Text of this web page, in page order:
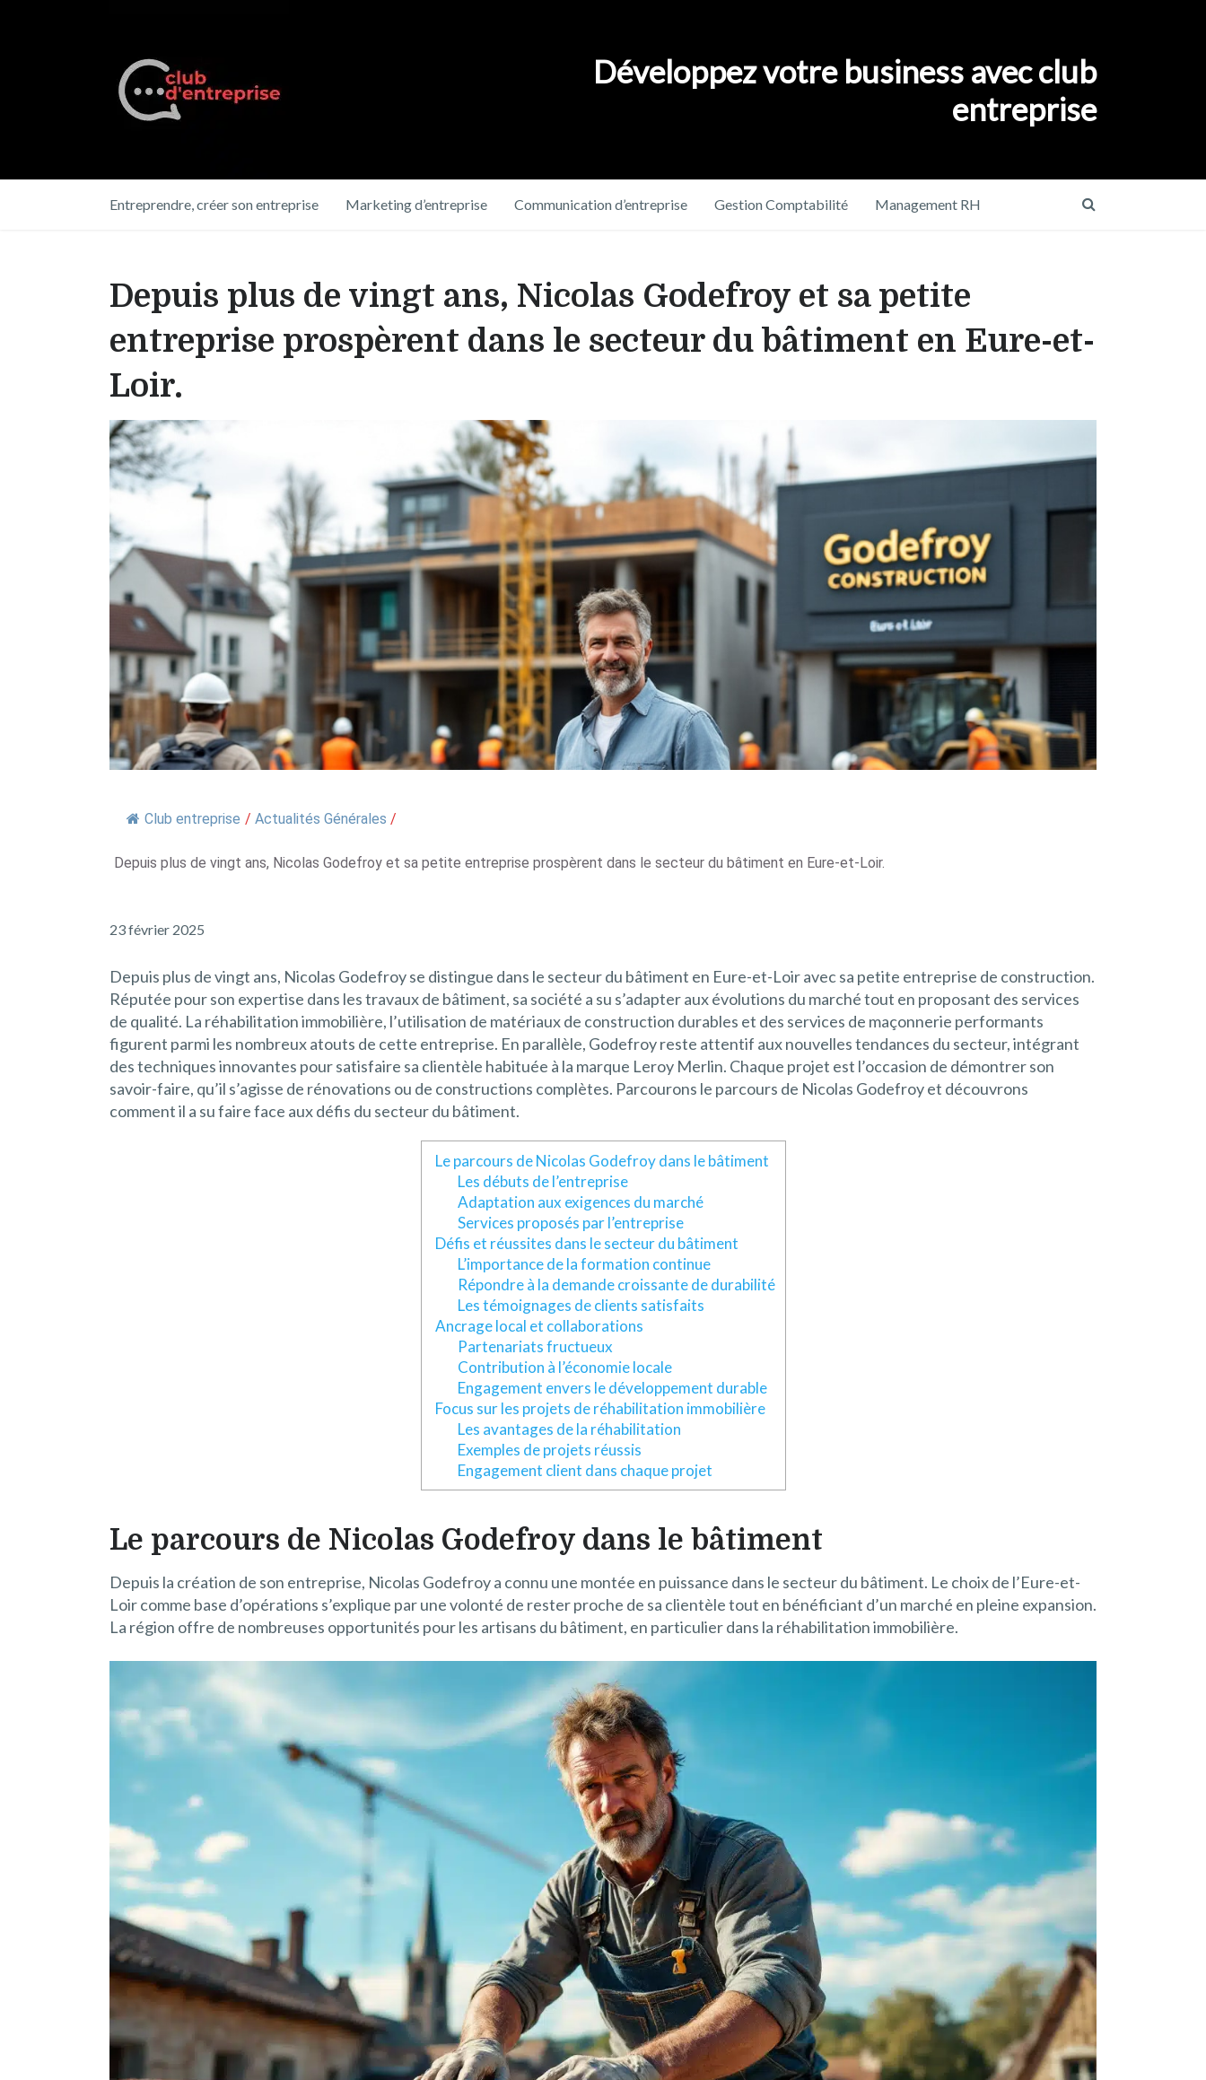
Développez votre business avec club
entreprise
Entreprendre, créer son entreprise Marketing d’entreprise Communication d’entreprise Gestion Comptabilité Management RH
Depuis plus de vingt ans, Nicolas Godefroy et sa petite
entreprise prospèrent dans le secteur du bâtiment en Eure-et-
Loir.
Club entreprise / Actualités Générales /
Depuis plus de vingt ans, Nicolas Godefroy et sa petite entreprise prospèrent dans le secteur du bâtiment en Eure-et-Loir.
23 février 2025
Depuis plus de vingt ans, Nicolas Godefroy se distingue dans le secteur du bâtiment en Eure-et-Loir avec sa petite entreprise de construction.
Réputée pour son expertise dans les travaux de bâtiment, sa société a su s’adapter aux évolutions du marché tout en proposant des services
de qualité. La réhabilitation immobilière, l’utilisation de matériaux de construction durables et des services de maçonnerie performants
figurent parmi les nombreux atouts de cette entreprise. En parallèle, Godefroy reste attentif aux nouvelles tendances du secteur, intégrant
des techniques innovantes pour satisfaire sa clientèle habituée à la marque Leroy Merlin. Chaque projet est l’occasion de démontrer son
savoir-faire, qu’il s’agisse de rénovations ou de constructions complètes. Parcourons le parcours de Nicolas Godefroy et découvrons
comment il a su faire face aux défis du secteur du bâtiment.
Le parcours de Nicolas Godefroy dans le bâtiment
Les débuts de l’entreprise
Adaptation aux exigences du marché
Services proposés par l’entreprise
Défis et réussites dans le secteur du bâtiment
L’importance de la formation continue
Répondre à la demande croissante de durabilité
Les témoignages de clients satisfaits
Ancrage local et collaborations
Partenariats fructueux
Contribution à l’économie locale
Engagement envers le développement durable
Focus sur les projets de réhabilitation immobilière
Les avantages de la réhabilitation
Exemples de projets réussis
Engagement client dans chaque projet
Le parcours de Nicolas Godefroy dans le bâtiment
Depuis la création de son entreprise, Nicolas Godefroy a connu une montée en puissance dans le secteur du bâtiment. Le choix de l’Eure-et-
Loir comme base d’opérations s’explique par une volonté de rester proche de sa clientèle tout en bénéficiant d’un marché en pleine expansion.
La région offre de nombreuses opportunités pour les artisans du bâtiment, en particulier dans la réhabilitation immobilière.